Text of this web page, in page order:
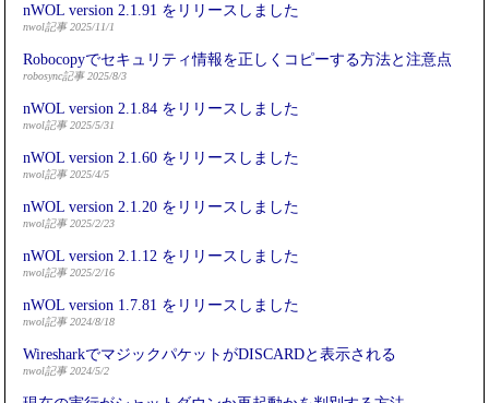
nWOL version 2.1.91 をリリースしました
nwol記事 2025/11/1
Robocopyでセキュリティ情報を正しくコピーする方法と注意点
robosync記事 2025/8/3
nWOL version 2.1.84 をリリースしました
nwol記事 2025/5/31
nWOL version 2.1.60 をリリースしました
nwol記事 2025/4/5
nWOL version 2.1.20 をリリースしました
nwol記事 2025/2/23
nWOL version 2.1.12 をリリースしました
nwol記事 2025/2/16
nWOL version 1.7.81 をリリースしました
nwol記事 2024/8/18
WiresharkでマジックパケットがDISCARDと表示される
nwol記事 2024/5/2